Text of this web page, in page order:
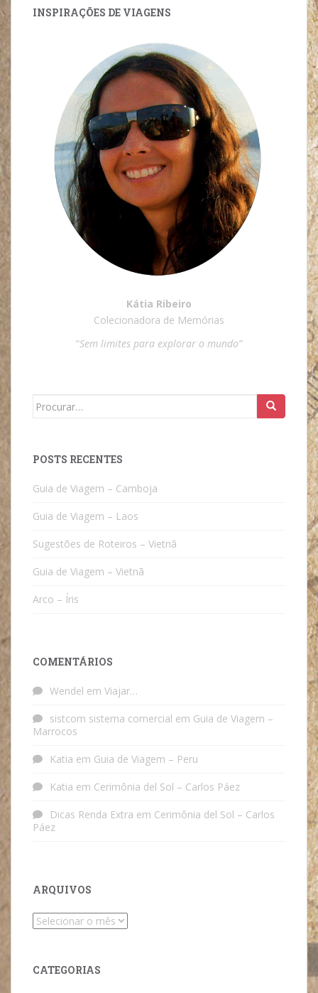
INSPIRAÇÕES DE VIAGENS
Kátia Ribeiro
Colecionadora de Memórias
“Sem limites para explorar o mundo”
Search
POSTS RECENTES
Guia de Viagem – Camboja
Guia de Viagem – Laos
Sugestões de Roteiros – Vietnã
Guia de Viagem – Vietnã
Arco – Íris
COMENTÁRIOS
Wendel em Viajar…
sistcom sistema comercial em Guia de Viagem –
Marrocos
Katia em Guia de Viagem – Peru
Katia em Cerimônia del Sol – Carlos Páez
Dicas Renda Extra em Cerimônia del Sol – Carlos
Páez
ARQUIVOS
Arquivos
CATEGORIAS